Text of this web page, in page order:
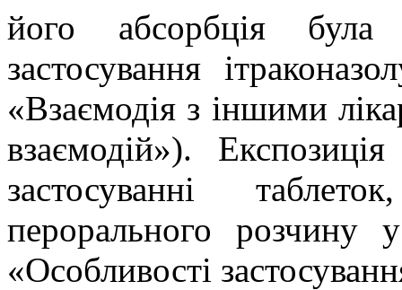
його абсорбція
застосування
«Взаємодія з іншими
взаємодій»).
застосуванні
перорального розчину
«Особливості